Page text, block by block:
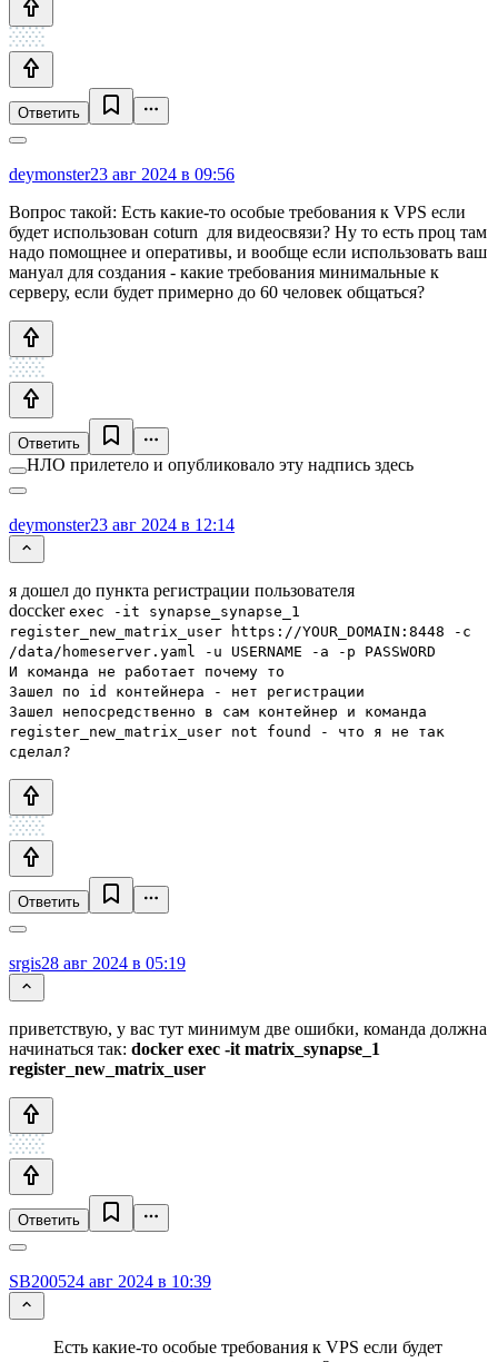
Ответить
deymonster23 авг 2024 в 09:56
Вопрос такой: Есть какие-то особые требования к VPS если
будет использован coturn для видеосвязи? Ну то есть проц там
надо помощнее и оперативы, и вообще если использовать ваш
мануал для создания - какие требования минимальные к
серверу, если будет примерно до 60 человек общаться?
Ответить
НЛО прилетело и опубликовало эту надпись здесь
deymonster23 авг 2024 в 12:14
я дошел до пункта регистрации пользователя
doccker exec -it synapse_synapse_1
register_new_matrix_user https://YOUR_DOMAIN:8448 -c
/data/homeserver.yaml -u USERNAME -a -p PASSWORD
И команда не работает почему то
Зашел по id контейнера - нет регистрации
Зашел непосредственно в сам контейнер и команда
register_new_matrix_user not found - что я не так
сделал?
Ответить
srgis28 авг 2024 в 05:19
приветствую, у вас тут минимум две ошибки, команда должна
начинаться так: docker exec -it matrix_synapse_1
register_new_matrix_user
Ответить
SB200524 авг 2024 в 10:39
Есть какие-то особые требования к VPS если будет